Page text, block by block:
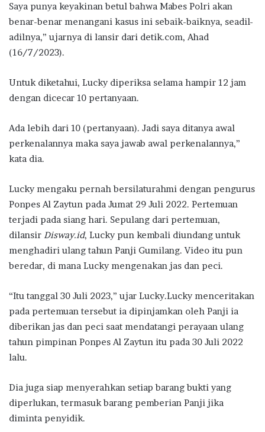
Saya punya keyakinan betul bahwa Mabes Polri akan
benar-benar menangani kasus ini sebaik-baiknya, seadil-
adilnya,” ujarnya di lansir dari detik.com, Ahad
(16/7/2023).
Untuk diketahui, Lucky diperiksa selama hampir 12 jam
dengan dicecar 10 pertanyaan.
Ada lebih dari 10 (pertanyaan). Jadi saya ditanya awal
perkenalannya maka saya jawab awal perkenalannya,”
kata dia.
Lucky mengaku pernah bersilaturahmi dengan pengurus
Ponpes Al Zaytun pada Jumat 29 Juli 2022. Pertemuan
terjadi pada siang hari. Sepulang dari pertemuan,
dilansir Disway.id, Lucky pun kembali diundang untuk
menghadiri ulang tahun Panji Gumilang. Video itu pun
beredar, di mana Lucky mengenakan jas dan peci.
“Itu tanggal 30 Juli 2023,” ujar Lucky.Lucky menceritakan
pada pertemuan tersebut ia dipinjamkan oleh Panji ia
diberikan jas dan peci saat mendatangi perayaan ulang
tahun pimpinan Ponpes Al Zaytun itu pada 30 Juli 2022
lalu.
Dia juga siap menyerahkan setiap barang bukti yang
diperlukan, termasuk barang pemberian Panji jika
diminta penyidik.